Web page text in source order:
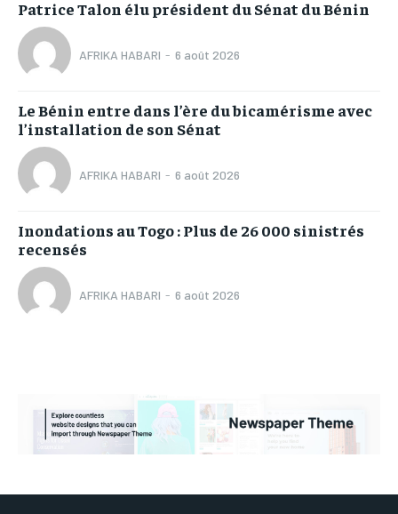
Patrice Talon élu président du Sénat du Bénin
AFRIKA HABARI - 6 août 2026
Le Bénin entre dans l’ère du bicamérisme avec
l’installation de son Sénat
AFRIKA HABARI - 6 août 2026
Inondations au Togo : Plus de 26 000 sinistrés
recensés
AFRIKA HABARI - 6 août 2026